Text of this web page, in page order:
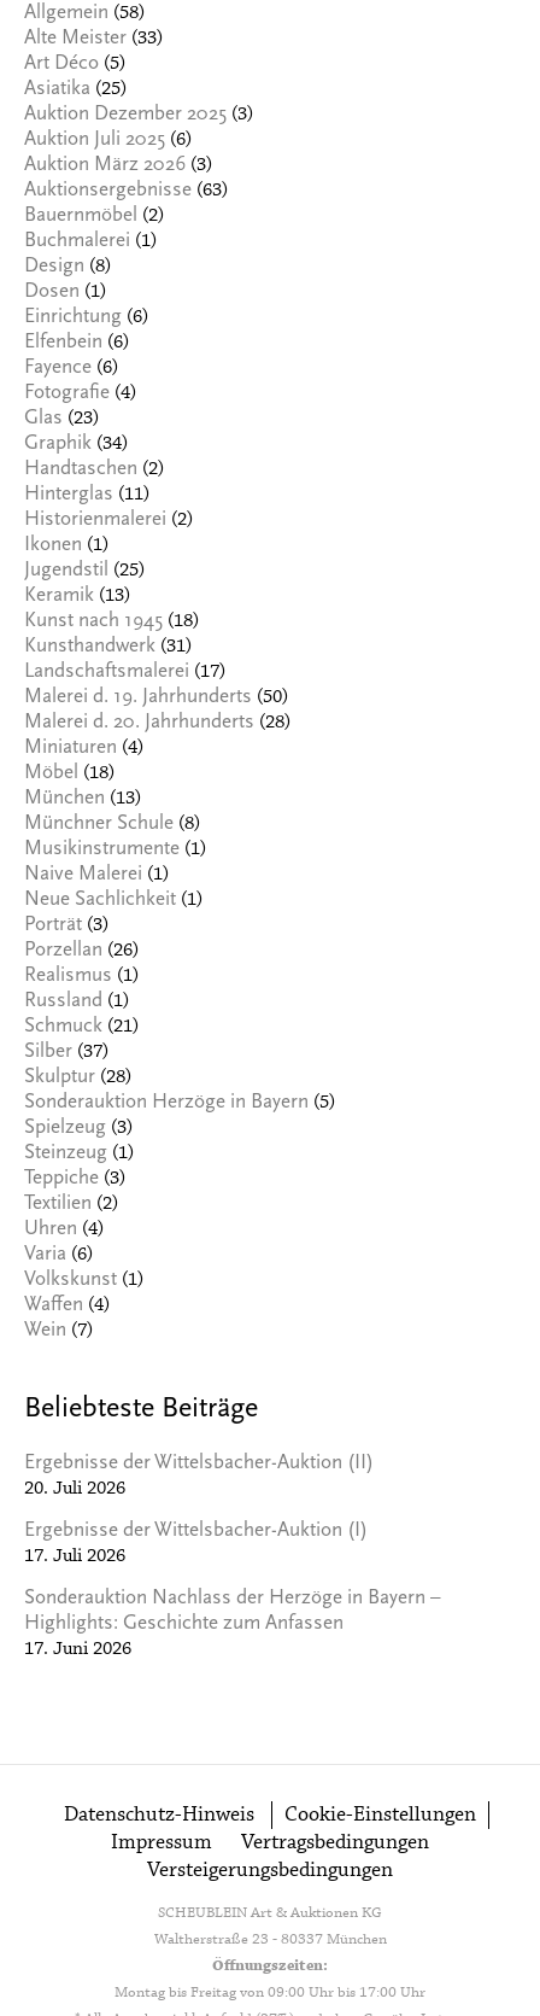
Allgemein (58)
Alte Meister (33)
Art Déco (5)
Asiatika (25)
Auktion Dezember 2025 (3)
Auktion Juli 2025 (6)
Auktion März 2026 (3)
Auktionsergebnisse (63)
Bauernmöbel (2)
Buchmalerei (1)
Design (8)
Dosen (1)
Einrichtung (6)
Elfenbein (6)
Fayence (6)
Fotografie (4)
Glas (23)
Graphik (34)
Handtaschen (2)
Hinterglas (11)
Historienmalerei (2)
Ikonen (1)
Jugendstil (25)
Keramik (13)
Kunst nach 1945 (18)
Kunsthandwerk (31)
Landschaftsmalerei (17)
Malerei d. 19. Jahrhunderts (50)
Malerei d. 20. Jahrhunderts (28)
Miniaturen (4)
Möbel (18)
München (13)
Münchner Schule (8)
Musikinstrumente (1)
Naive Malerei (1)
Neue Sachlichkeit (1)
Porträt (3)
Porzellan (26)
Realismus (1)
Russland (1)
Schmuck (21)
Silber (37)
Skulptur (28)
Sonderauktion Herzöge in Bayern (5)
Spielzeug (3)
Steinzeug (1)
Teppiche (3)
Textilien (2)
Uhren (4)
Varia (6)
Volkskunst (1)
Waffen (4)
Wein (7)
Beliebteste Beiträge
Ergebnisse der Wittelsbacher-Auktion (II)
20. Juli 2026
Ergebnisse der Wittelsbacher-Auktion (I)
17. Juli 2026
Sonderauktion Nachlass der Herzöge in Bayern –
Highlights: Geschichte zum Anfassen
17. Juni 2026
Datenschutz-Hinweis
Cookie-Einstellungen
Impressum
Vertragsbedingungen
Versteigerungsbedingungen
SCHEUBLEIN Art & Auktionen KG
Waltherstraße 23 - 80337 München
Öffnungszeiten:
Montag bis Freitag von 09:00 Uhr bis 17:00 Uhr